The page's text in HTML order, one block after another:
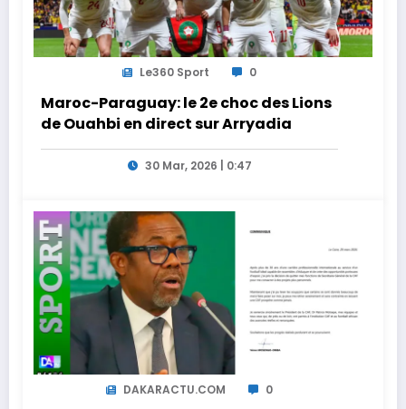
Le360 Sport 0
Maroc-Paraguay: le 2e choc des Lions
de Ouahbi en direct sur Arryadia
30 Mar, 2026 | 0:47
DAKARACTU.COM 0